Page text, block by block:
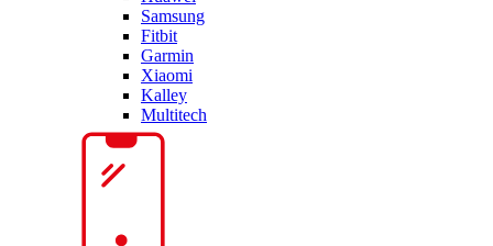
Samsung
Fitbit
Garmin
Xiaomi
Kalley
Multitech